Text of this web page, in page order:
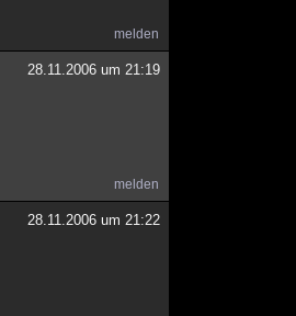
melden
28.11.2006 um 21:19
melden
28.11.2006 um 21:22